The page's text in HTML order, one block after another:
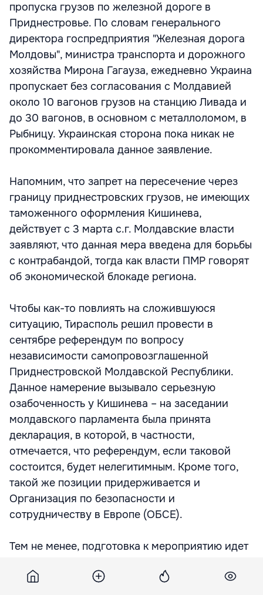
пропуска грузов по железной дороге в
Приднестровье. По словам генерального
директора госпредприятия "Железная дорога
Молдовы", министра транспорта и дорожного
хозяйства Мирона Гагауза, ежедневно Украина
пропускает без согласования с Молдавией
около 10 вагонов грузов на станцию Ливада и
до 30 вагонов, в основном с металлоломом, в
Рыбницу. Украинская сторона пока никак не
прокомментировала данное заявление.
Напомним, что запрет на пересечение через
границу приднестровских грузов, не имеющих
таможенного оформления Кишинева,
действует с 3 марта с.г. Молдавские власти
заявляют, что данная мера введена для борьбы
с контрабандой, тогда как власти ПМР говорят
об экономической блокаде региона.
Чтобы как-то повлиять на сложившуюся
ситуацию, Тирасполь решил провести в
сентябре референдум по вопросу
независимости самопровозглашенной
Приднестровской Молдавской Республики.
Данное намерение вызывало серьезную
озабоченность у Кишинева – на заседании
молдавского парламента была принята
декларация, в которой, в частности,
отмечается, что референдум, если таковой
состоится, будет нелегитимным. Кроме того,
такой же позиции придерживается и
Организация по безопасности и
сотрудничеству в Европе (ОБСЕ).
Тем не менее, подготовка к мероприятию идет
два вопроса. Первый из них касается